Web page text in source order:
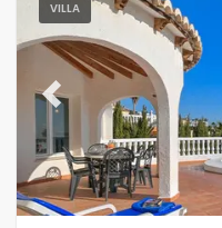
Service
Ausblick
Weitere Kategorien
VILLA
Previous